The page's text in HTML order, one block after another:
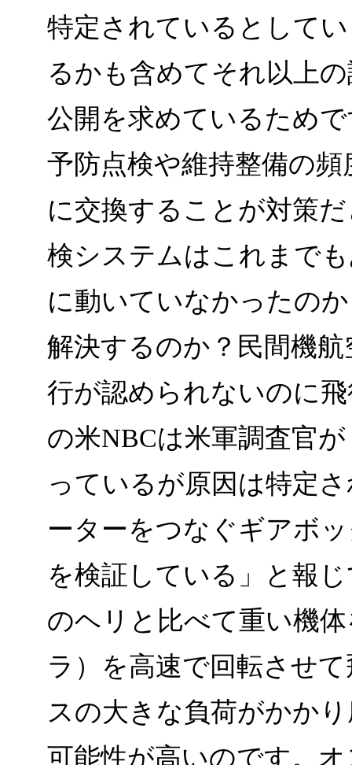
特定されているとして
るかも含めてそれ以上
公開を求めているため
予防点検や維持整備の
に交換することが対策
検システムはこれまで
に動いていなかったの
解決するのか？民間機
行が認められないのに
の米NBCは米軍調査官
っているが原因は特定
ーターをつなぐギアボ
を検証している」と報
のヘリと比べて重い機
ラ）を高速で回転させ
スの大きな負荷がかか
可能性が高いのです。